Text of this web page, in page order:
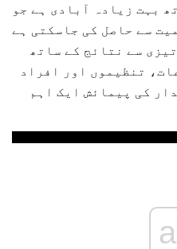
بہت زیادہ آبادی ہے جو
سے نتائج کے ساتھ
تنظیموں اور افراد
کی پیمائش ایک اہم